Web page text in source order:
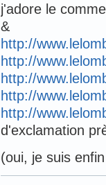
j'adore le
&
http://
http://
http://
http://
http://
d'exclamation
(oui, je suis